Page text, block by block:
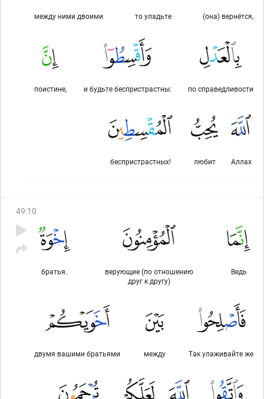
(она) вернётся,
то уладьте
между ними двоими
по справедливости
и будьте беспристрастны:
поистине,
Аллах
любит
беспристрастных!
49:10
Ведь
верующие (по отношению
друг к другу)
братья.
Так улаживайте же
между
двумя вашими братьями